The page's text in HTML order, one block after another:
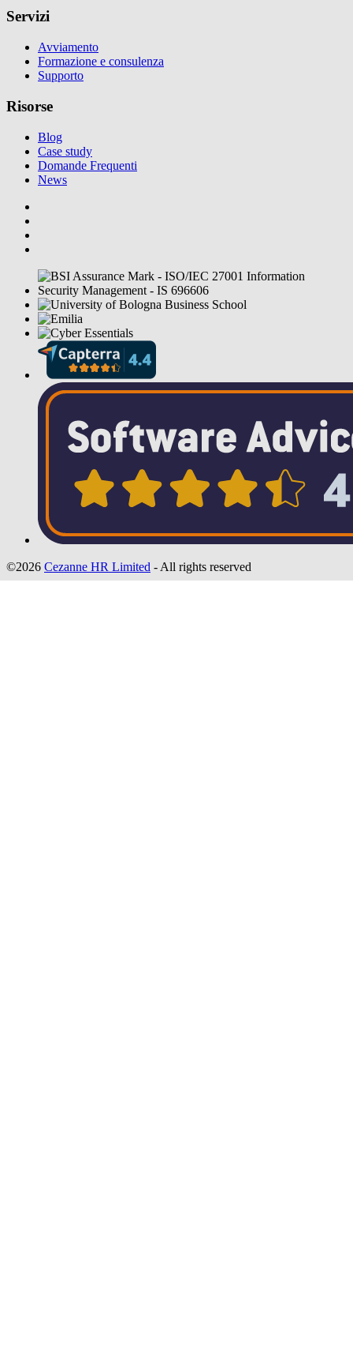
Servizi
Avviamento
Formazione e consulenza
Supporto
Risorse
Blog
Case study
Domande Frequenti
News
©2026 Cezanne HR Limited - All rights reserved